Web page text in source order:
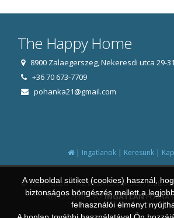
The Happy Home
8900 Zalaegerszeg, Nekeresdi utca 29-
+36 70 673-7709
pohanka21@gmail.com
| Ingatlanok| Keresünk|
© 1997 - 2026 AZ INGATLANIRODA
RENDSZERÉT AZINGATLANFORRÁS
A weboldal sütiket (cookies) használ,
biztonságos böngészés mellett a
felhasználói élményt